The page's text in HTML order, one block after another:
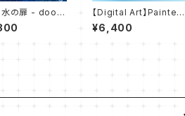
水の扉 - door
-
【Digital Art】Painter
Yumeno Works - Co
lletion of Blue - 音
の無い国 a land with
¥6,400